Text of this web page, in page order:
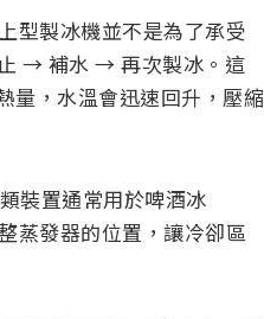
型製冰機並不是為了承受
→ 補水 → 再次製冰。這
量，水溫會迅速回升，壓縮
裝置通常用於啤酒冰
蒸發器的位置，讓冷卻區